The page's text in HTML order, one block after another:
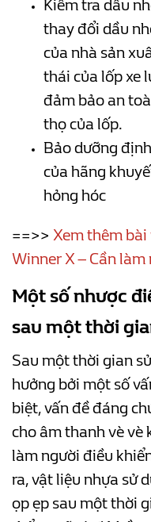
Kiểm tra dầu
thay đổi dầu
của nhà sản
thái của lốp xe
đảm bảo an
thọ của lốp.
Bảo dưỡng
của hãng
hỏng hóc
==>> Xem thêm
Winner X – Cần làm
Một số nhược
sau một thời
Sau một thời gian
hưởng bởi một số
biệt, vấn đề đáng
cho âm thanh vè vè
làm người điều
ra, vật liệu nhựa sử
ọp ẹp sau một thời